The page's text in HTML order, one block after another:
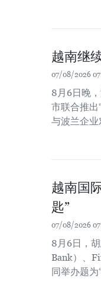
越南继
07/08/2026
8月6日晚
市联合推
与波兰企业
越南国
匙”
07/08/2026
8月6日，
Bank）、
同举办题为